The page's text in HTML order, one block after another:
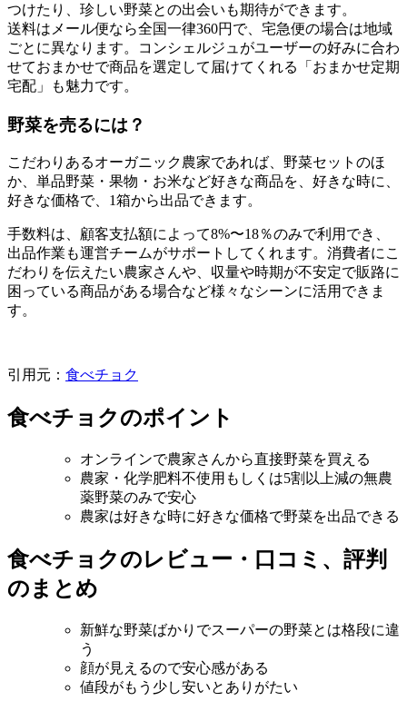
つけたり、珍しい野菜との出会いも期待ができます。
送料はメール便なら全国一律360円で、宅急便の場合は地域
ごとに異なります。コンシェルジュがユーザーの好みに合わ
せておまかせで商品を選定して届けてくれる「おまかせ定期
宅配」も魅力です。
野菜を売るには？
こだわりあるオーガニック農家であれば、野菜セットのほ
か、単品野菜・果物・お米など好きな商品を、好きな時に、
好きな価格で、1箱から出品できます。
手数料は、顧客支払額によって8%〜18％のみで利用でき、
出品作業も運営チームがサポートしてくれます。消費者にこ
だわりを伝えたい農家さんや、収量や時期が不安定で販路に
困っている商品がある場合など様々なシーンに活用できま
す。
引用元： 食べチョク
食べチョクのポイント
オンラインで農家さんから直接野菜を買える
農家・化学肥料不使用もしくは5割以上減の無農
薬野菜のみで安心
農家は好きな時に好きな価格で野菜を出品できる
食べチョクのレビュー・口コミ、評判
のまとめ
新鮮な野菜ばかりでスーパーの野菜とは格段に違
う
顔が見えるので安心感がある
値段がもう少し安いとありがたい